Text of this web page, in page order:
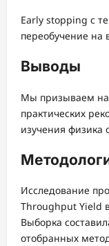
Early stopping с
переобучение на
Выводы
Мы призываем
практических
изучения физика
Исследование
Throughput Yield
Выборка
отобранных